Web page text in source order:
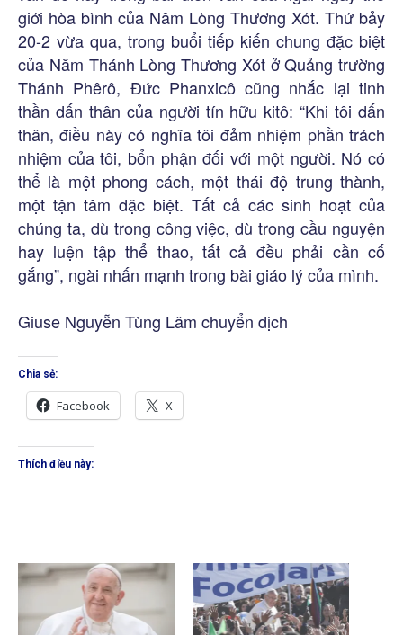
giới hòa bình của Năm Lòng Thương Xót. Thứ bảy
20-2 vừa qua, trong buổi tiếp kiến chung đặc biệt
của Năm Thánh Lòng Thương Xót ở Quảng trường
Thánh Phêrô, Đức Phanxicô cũng nhắc lại tinh
thần dấn thân của người tín hữu kitô: “Khi tôi dấn
thân, điều này có nghĩa tôi đảm nhiệm phần trách
nhiệm của tôi, bổn phận đối với một người. Nó có
thể là một phong cách, một thái độ trung thành,
một tận tâm đặc biệt. Tất cả các sinh hoạt của
chúng ta, dù trong công việc, dù trong cầu nguyện
hay luện tập thể thao, tất cả đều phải cần cố
gắng”, ngài nhấn mạnh trong bài giáo lý của mình.
Giuse Nguyễn Tùng Lâm chuyển dịch
Chia sẻ:
Facebook X
Thích điều này: